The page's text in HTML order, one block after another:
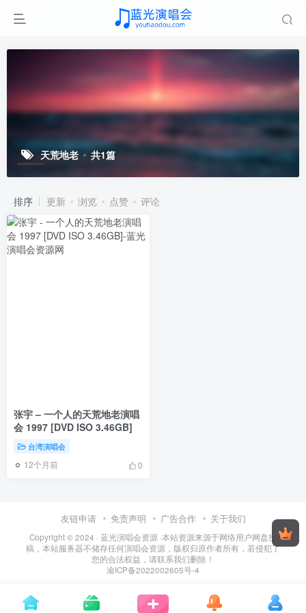
天荒地老 共1篇
排序 更新 浏览 点赞 评论
张宇 – 一个人的天荒地老演唱
会 1997 [DVD ISO 3.46GB]
台湾演唱会
12个月前 0
友链申请 免责声明 广告合作 关于我们
Copyright © 2024 · 蓝光演唱会资源 ·本站资源来源于网络用户网盘投
稿，本站服务器不储存任何演唱会资源，版权归原作者所有，若侵犯了
您的合法权益，请联系我们删除！
渝ICP备2022002605号-4